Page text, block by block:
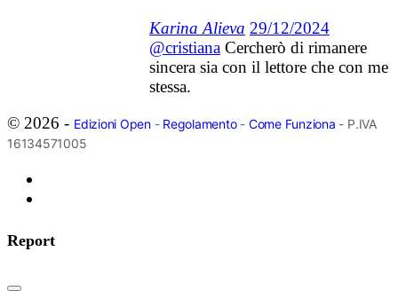
Karina Alieva 29/12/2024
@cristiana Cercherò di rimanere
sincera sia con il lettore che con me
stessa.
© 2026 - Edizioni Open- Regolamento- Come Funziona - P.IVA
16134571005
Report